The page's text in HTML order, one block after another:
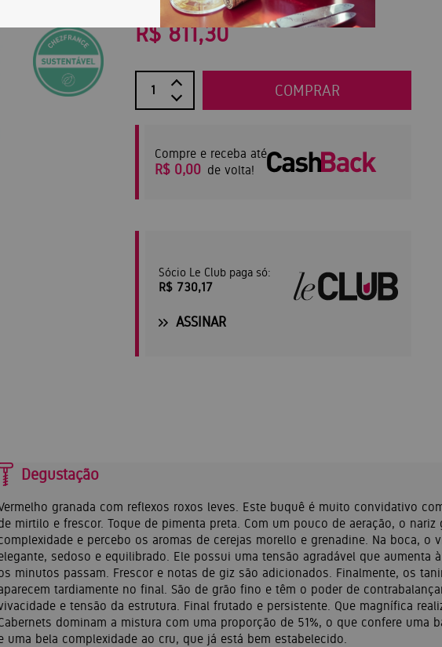
R$ 1.159,00 (30% OFF)
R$ 811,30
COMPRAR
Compre e receba até
R$ 0,00 de volta!
Sócio Le Club paga só:
R$ 730,17
ASSINAR
Degustação
granada com reflexos roxos leves. Este buquê é muito convidativo
mirtilo e frescor. Toque de pimenta preta. Com um pouco de aeração, o nariz
e percebo os aromas de cerejas morello e grenadine. Na boca, o
sedoso e equilibrado. Ele possui uma tensão agradável que aumenta
minutos passam. Frescor e notas de giz são adicionados. Finalmente, os
tardiamente no final. São de grão fino e têm o poder de
e tensão da estrutura. Final frutado e persistente. Que magnífica
dominam a mistura com uma proporção de 51%, o que confere uma
uma bela complexidade ao cru, que já está bem estabelecido.